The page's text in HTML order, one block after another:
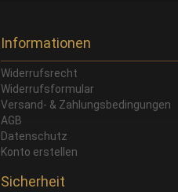
Informationen
Widerrufsrecht
Widerrufsformular
Versand- & Zahlungsbedingungen
AGB
Datenschutz
Konto erstellen
Sicherheit